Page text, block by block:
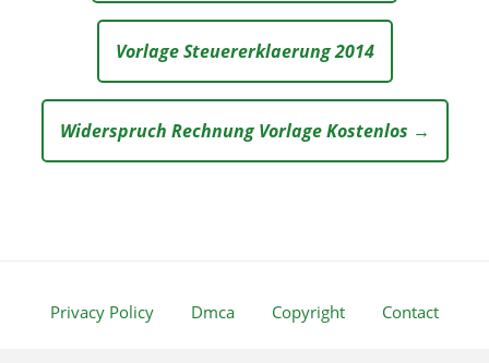
Vorlage Steuererklaerung 2014
Widerspruch Rechnung Vorlage Kostenlos →
Privacy Policy Dmca Copyright Contact